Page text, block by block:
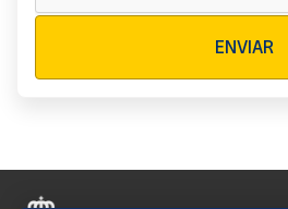
ENVIAR